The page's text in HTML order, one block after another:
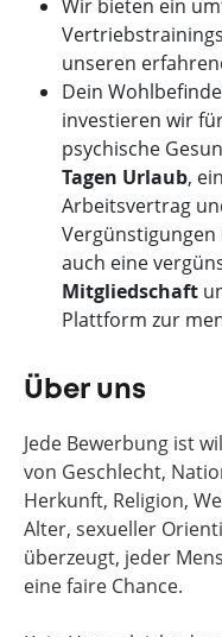
Wir bieten ein
unseren
Dein
investieren wir
psychische
Tagen Urlaub,
Arbeitsvertrag
auch eine
Mitgliedschaft
Plattform zur
Über uns
Jede Bewerbung ist
von Geschlecht,
Herkunft, Religion,
Alter, sexueller
überzeugt, jeder
eine faire Chance.